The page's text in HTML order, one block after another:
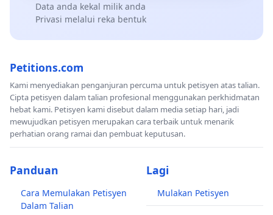
Data anda kekal milik anda
Privasi melalui reka bentuk
Petitions.com
Kami menyediakan penganjuran percuma untuk petisyen atas talian.
Cipta petisyen dalam talian profesional menggunakan perkhidmatan
hebat kami. Petisyen kami disebut dalam media setiap hari, jadi
mewujudkan petisyen merupakan cara terbaik untuk menarik
perhatian orang ramai dan pembuat keputusan.
Panduan
Cara Memulakan Petisyen
Dalam Talian
Lagi
Mulakan Petisyen